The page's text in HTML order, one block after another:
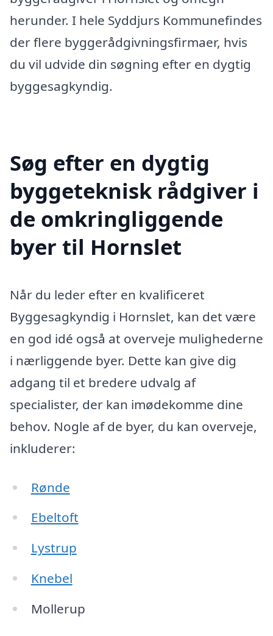
herunder. I hele Syddjurs Kommunefindes
der flere byggerådgivningsfirmaer, hvis
du vil udvide din søgning efter en dygtig
byggesagkyndig.
Søg efter en dygtig
byggeteknisk rådgiver i
de omkringliggende
byer til Hornslet
Når du leder efter en kvalificeret
Byggesagkyndig i Hornslet, kan det være
en god idé også at overveje mulighederne
i nærliggende byer. Dette kan give dig
adgang til et bredere udvalg af
specialister, der kan imødekomme dine
behov. Nogle af de byer, du kan overveje,
inkluderer:
Rønde
Ebeltoft
Lystrup
Knebel
Mollerup